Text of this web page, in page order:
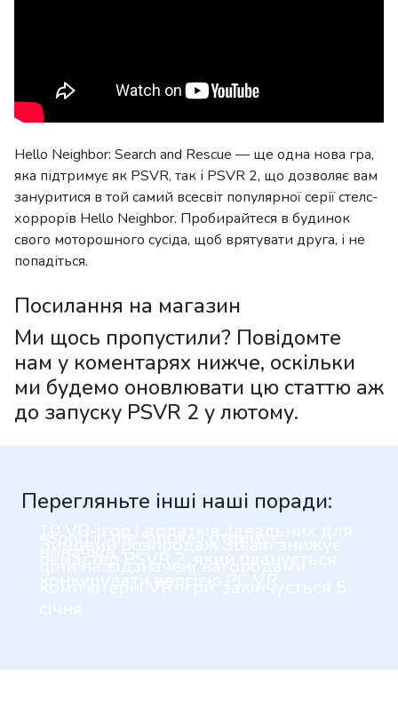
Hello Neighbor: Search and Rescue — ще одна нова гра,
яка підтримує як PSVR, так і PSVR 2, що дозволяє вам
зануритися в той самий всесвіт популярної серії стелс-
хоррорів Hello Neighbor. Пробирайтеся в будинок
свого моторошного сусіда, щоб врятувати друга, і не
попадіться.
Посилання на магазин
Ми щось пропустили? Повідомте
нам у коментарях нижче, оскільки
ми будемо оновлювати цю статтю аж
до запуску PSVR 2 у лютому.
Перегляньте інші наші поради: